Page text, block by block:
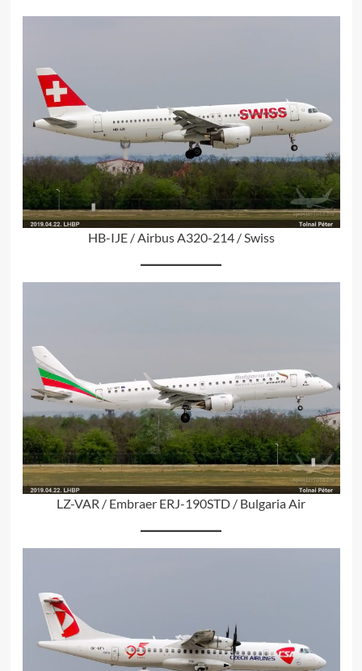
HB-IJE / Airbus A320-214 / Swiss
LZ-VAR / Embraer ERJ-190STD / Bulgaria Air